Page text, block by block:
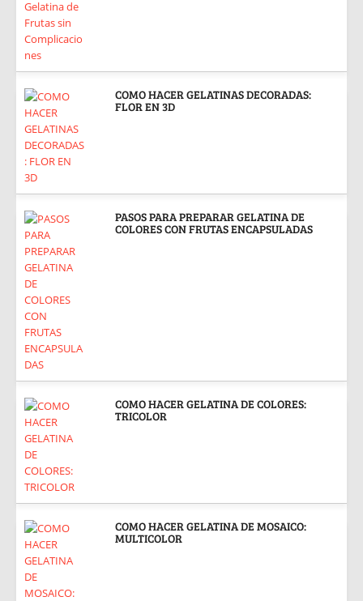
COMO HACER GELATINAS DECORADAS:
FLOR EN 3D
PASOS PARA PREPARAR GELATINA DE
COLORES CON FRUTAS ENCAPSULADAS
COMO HACER GELATINA DE COLORES:
TRICOLOR
COMO HACER GELATINA DE MOSAICO:
MULTICOLOR